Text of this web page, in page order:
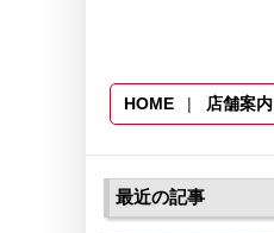
HOME 店舗案内
最近の記事